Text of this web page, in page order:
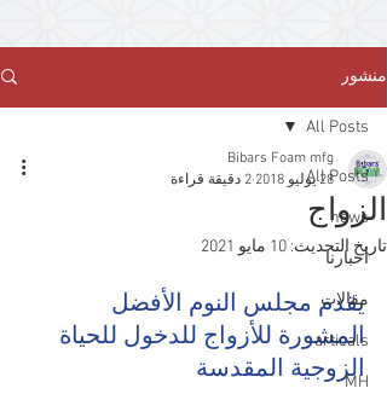
منشور
All Posts
news
أخبارنا
مقالات
articals
MH
All Posts
الزواج
Bibars Foam mfg
28 يوليو 2018
2 دقيقة قراءة
تاريخ التحديث: 10 مايو 2021
يقدم مجلس النوم الأفضل
المشورة للأزواج للدخول للحياة
الزوجية المقدسة